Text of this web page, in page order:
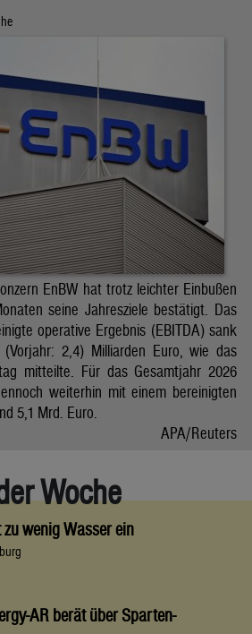
EnBW hat trotz leichter Einbußen
seine Jahresziele bestätigt. Das
operative Ergebnis (EBITDA) sank
2,4) Milliarden Euro, wie das
mitteilte. Für das Gesamtjahr 2026
weiterhin mit einem bereinigten
5,1 Mrd. Euro.
APA/Reuters
Woche
zu wenig Wasser ein
AR berät über Sparten-